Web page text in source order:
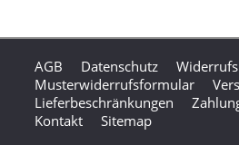
AGB Datenschutz
Musterwiderrufsformular
Lieferbeschränkungen
Kontakt
Sitemap